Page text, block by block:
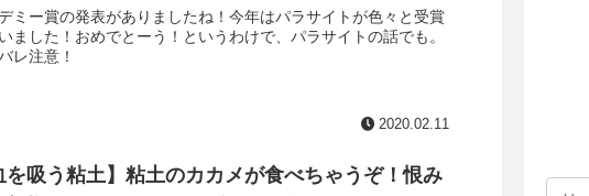
ミー賞の発表がありましたね！今年はパラサイトが色々と受賞
ました！おめでとーう！というわけで、パラサイトの話でも。
レ注意！
2020.02.11
を吸う粘土】粘土のカカメが食べちゃうぞ！恨み